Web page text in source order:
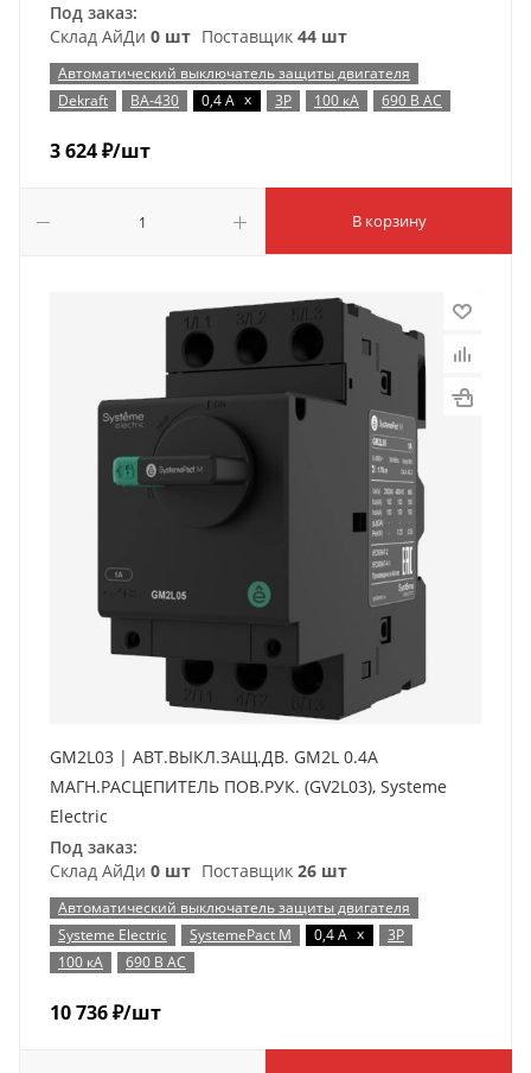
Под заказ:
Склад АйДи 0 шт Поставщик 44 шт
Автоматический выключатель защиты двигателя
Dekraft
ВА-430 0,4 А x 3P 100 кА 690 В AC
3 624₽/шт
В корзину
GM2L03 | АВТ.ВЫКЛ.ЗАЩ.ДВ. GM2L 0.4A
МАГН.РАСЦЕПИТЕЛЬ ПОВ.РУК. (GV2L03), Systeme
Electric
Под заказ:
Склад АйДи 0 шт Поставщик 26 шт
Автоматический выключатель защиты двигателя
Systeme Electric
SystemePact M 0,4 А x
3P
100 кА
690 В AC
10 736₽/шт